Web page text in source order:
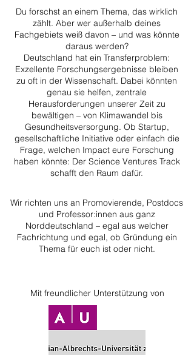
Du forschst an einem Thema, das wirklich
zählt. Aber wer außerhalb deines
Fachgebiets weiß davon – und was könnte
daraus werden?
Deutschland hat ein Transferproblem:
Exzellente Forschungsergebnisse bleiben
zu oft in der Wissenschaft. Dabei könnten
genau sie helfen, zentrale
Herausforderungen unserer Zeit zu
bewältigen – von Klimawandel bis
Gesundheitsversorgung. Ob Startup,
gesellschaftliche Initiative oder einfach die
Frage, welchen Impact eure Forschung
haben könnte: Der Science Ventures Track
schafft den Raum dafür.
Wir richten uns an Promovierende, Postdocs
und Professor:innen aus ganz
Norddeutschland – egal aus welcher
Fachrichtung und egal, ob Gründung ein
Thema für euch ist oder nicht.
Mit freundlicher Unterstützung von